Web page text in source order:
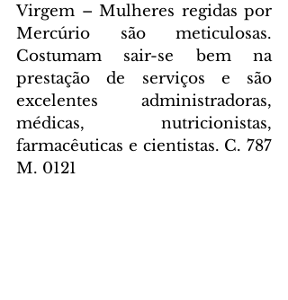
Virgem – Mulheres regidas por
Mercúrio são meticulosas.
Costumam sair-se bem na
prestação de serviços e são
excelentes administradoras,
médicas, nutricionistas,
farmacêuticas e cientistas. C. 787
M. 0121